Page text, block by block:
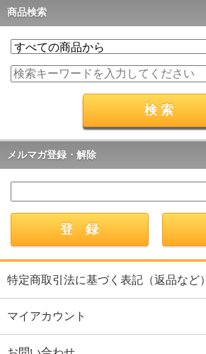
商品検索
メルマガ登録・解除
特定商取引法に基づく表記（返品など）
マイアカウント